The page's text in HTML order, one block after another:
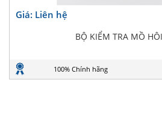
Giá: Liên hệ
BỘ KIỂM TRA MỒ
100% Chính hãng